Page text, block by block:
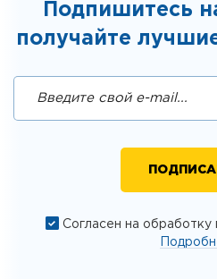
Подпишитесь
получайте
Согласен на обработку